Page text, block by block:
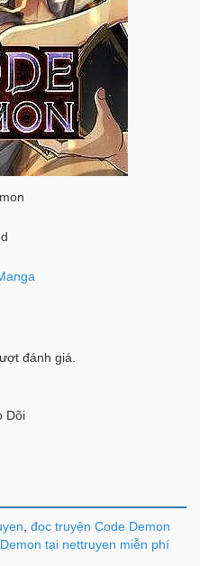
đánh giá.
Dõi
đọc truyện Code Demon
tại nettruyen miễn phí